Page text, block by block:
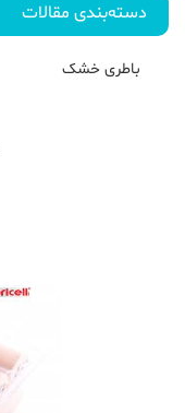
دسته‌بندی مقالات
باطری خشک